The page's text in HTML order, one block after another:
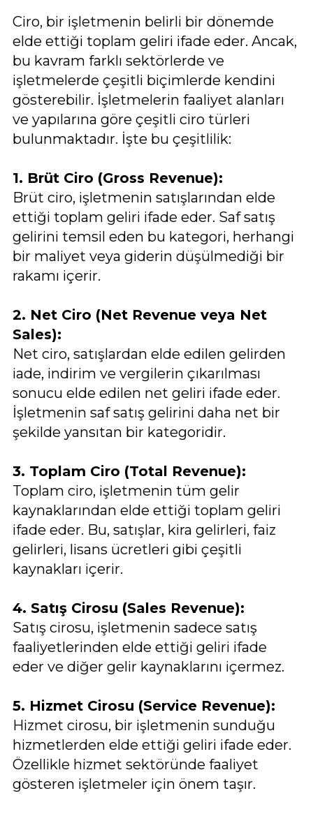
Ciro, bir işletmenin belirli bir dönemde
elde ettiği toplam geliri ifade eder. Ancak,
bu kavram farklı sektörlerde ve
işletmelerde çeşitli biçimlerde kendini
gösterebilir. İşletmelerin faaliyet alanları
ve yapılarına göre çeşitli ciro türleri
bulunmaktadır. İşte bu çeşitlilik:
1. Brüt Ciro (Gross Revenue):
Brüt ciro, işletmenin satışlarından elde
ettiği toplam geliri ifade eder. Saf satış
gelirini temsil eden bu kategori, herhangi
bir maliyet veya giderin düşülmediği bir
rakamı içerir.
2. Net Ciro (Net Revenue veya Net
Sales):
Net ciro, satışlardan elde edilen gelirden
iade, indirim ve vergilerin çıkarılması
sonucu elde edilen net geliri ifade eder.
İşletmenin saf satış gelirini daha net bir
şekilde yansıtan bir kategoridir.
3. Toplam Ciro (Total Revenue):
Toplam ciro, işletmenin tüm gelir
kaynaklarından elde ettiği toplam geliri
ifade eder. Bu, satışlar, kira gelirleri, faiz
gelirleri, lisans ücretleri gibi çeşitli
kaynakları içerir.
4. Satış Cirosu (Sales Revenue):
Satış cirosu, işletmenin sadece satış
faaliyetlerinden elde ettiği geliri ifade
eder ve diğer gelir kaynaklarını içermez.
5. Hizmet Cirosu (Service Revenue):
Hizmet cirosu, bir işletmenin sunduğu
hizmetlerden elde ettiği geliri ifade eder.
Özellikle hizmet sektöründe faaliyet
gösteren işletmeler için önem taşır.